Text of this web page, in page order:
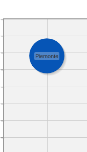
Piemonte